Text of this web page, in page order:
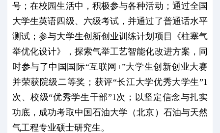
号；在校园生活中，积极参与各种活动；通过全国
大学生英语四级、六级考试，并通过了普通话水平
测试；参与大学生创新创业训练计划项目《柱塞气
举优化设计》，探索气举工艺智能化改进方案，同
时参与了中国国际“互联网+”大学生创新创业大赛
并荣获院级二等奖；获评“长江大学优秀大学生”1
次、校级“优秀学生干部”1次；以坚定信念与扎实
功底，成功考取中国石油大学（北京）石油与天然
气工程专业硕士研究生。